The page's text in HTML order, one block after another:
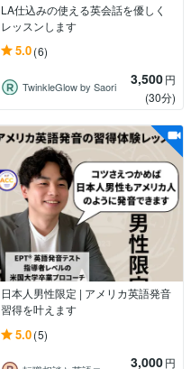
LA仕込みの使える英会話を優しく
レッスンします
5.0(6)
TwinkleGlow by Saori 3,500円
(30分)
日本人男性限定 | アメリカ英語発音
習得を叶えます
5.0(5)
3,000円